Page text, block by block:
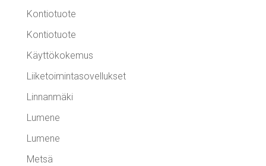
Kontiotuote
Kontiotuote
Käyttökokemus
Liiketoimintasovellukset
Linnanmäki
Lumene
Lumene
Metsä